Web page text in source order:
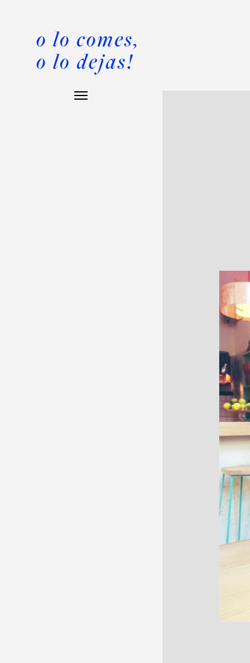
o lo comes,
o lo dejas!